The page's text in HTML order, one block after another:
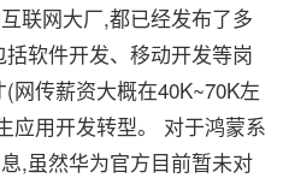
联网大厂,都已经发布了多
软件开发、移动开发等岗
网传薪资大概在40K~70K左
应用开发转型。 对于鸿蒙系
,虽然华为官方目前暂未对